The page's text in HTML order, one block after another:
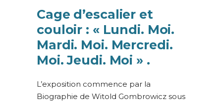
Cage d’escalier et
couloir : « Lundi. Moi.
Mardi. Moi. Mercredi.
Moi. Jeudi. Moi » .
L’exposition commence par la
Biographie de Witold Gombrowicz sous